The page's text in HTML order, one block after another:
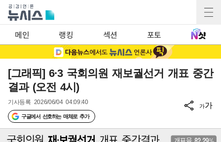
메인 랭킹 섹션 포토
[그래픽] 6·3 국회의원 재보궐선거 개표 중간
결과 (오전 4시)
기사등록 2026/06/04 04:09:40
구글에서 선호하는 매체로 추가
가가